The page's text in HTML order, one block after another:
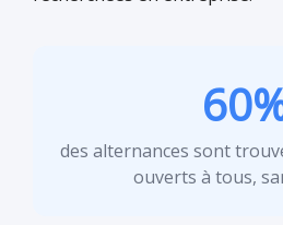
des alternances sont
ouverts à tous,